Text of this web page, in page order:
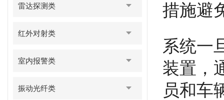
雷达探测类
红外对射类
室内报警类
振动光纤类
措施避
系统一
装置，
员和车